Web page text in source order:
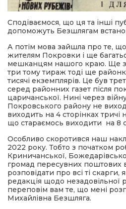
Сподіваємося, що ця та інші
допоможуть Безшлягам
А потім мова зайшла про те,
жителям Покровки і ще
мешканцям нашого краю. Ще
три тому тираж тоді ще
тисячі екземплярів. Це був
серед районних газет після
царичанської. Нині через
Покровського району не
виходить на 4 сторінках
що стараємось виходити на 8
Особливо скоротився наш
2022 року. Тобто з початком
Криничанської,
громад пересувних поштових
розповідати про всі ті
редакція щодо незадовільної
переповім вам те, що мені
Михайлівна Безшляга.